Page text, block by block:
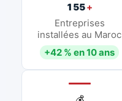
155+
Entreprises
installées au Maroc
+42 % en 10 ans